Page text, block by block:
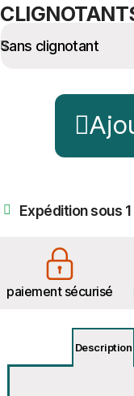
Expédition sous
paiement sécurisé
Description